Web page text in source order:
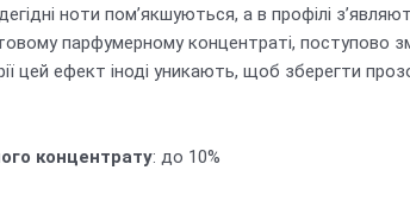
ноти пом’якшуються, а в профілі
парфумерному концентраті, поступово
цей ефект іноді уникають, щоб зберегти
концентрату: до 10%